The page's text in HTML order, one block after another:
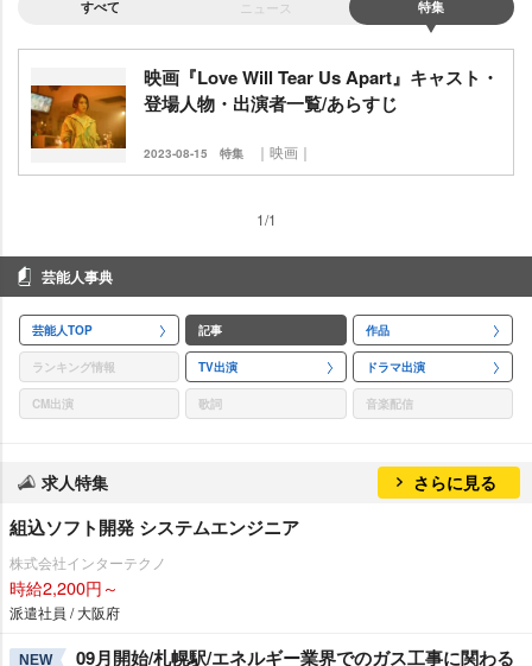
すべて ニュース 特集
映画『Love Will Tear Us Apart』キャスト・
登場人物・出演者一覧/あらすじ
2023-08-15 特集 ｜映画｜
1/1
芸能人事典
芸能人TOP 記事 作品
ランキング情報 TV出演 ドラマ出演
CM出演 歌詞 音楽配信
求人特集 さらに見る
組込ソフト開発 システムエンジニア
株式会社インターテクノ
時給2,200円～
派遣社員 / 大阪府
NEW
09月開始/札幌駅/エネルギー業界でのガス工事に関わる